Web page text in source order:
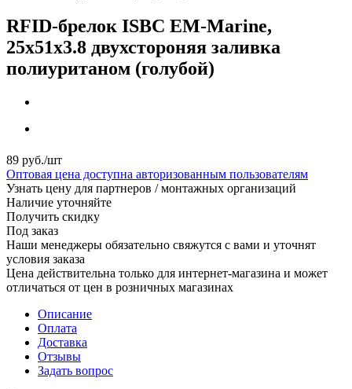
RFID-брелок ISBC EM-Marine,
25x51x3.8 двухстороняя заливка
полиуританом (голубой)
89 руб./шт
Оптовая цена доступна авторизованным пользователям
Узнать цену для партнеров / монтажных организаций
Наличие уточняйте
Получить скидку
Под заказ
Наши менеджеры обязательно свяжутся с вами и уточнят
условия заказа
Цена действительна только для интернет-магазина и может
отличаться от цен в розничных магазинах
Описание
Оплата
Доставка
Отзывы
Задать вопрос